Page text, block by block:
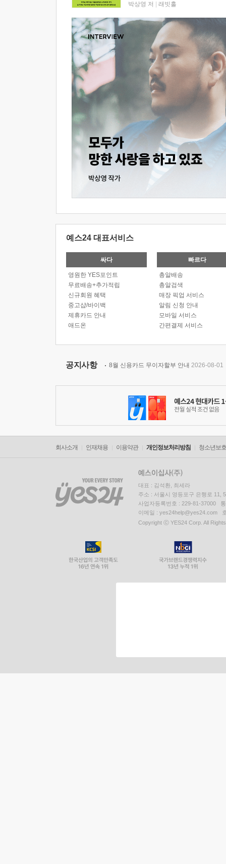
박상영 저 래빗홀
예스24 대표서비스
싸다
영원한 YES포인트
무료배송+추가적립
신규회원 혜택
중고샵/바이백
제휴카드 안내
애드온
빠르다
총알배송
총알검색
매장 픽업 서비스
알림 신청 안내
모바일 서비스
간편결제 서비스
공지사항 8월 신용카드 무이자할부 안내 2026-08-01
회사소개 인재채용 이용약관 개인정보처리방침 청소년보
대표 : 김석환, 최세라
주소 : 서울시 영등포구 은행로 11,
사업자등록번호 : 229-81-37000
이메일 : yes24help@yes24.com
Copyright ⓒ YES24 Corp. All